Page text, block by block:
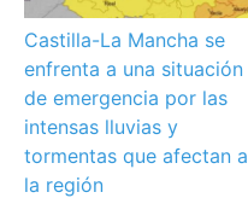
Castilla-La Mancha se
enfrenta a una situación
de emergencia por las
intensas lluvias y
tormentas que afectan a
la región